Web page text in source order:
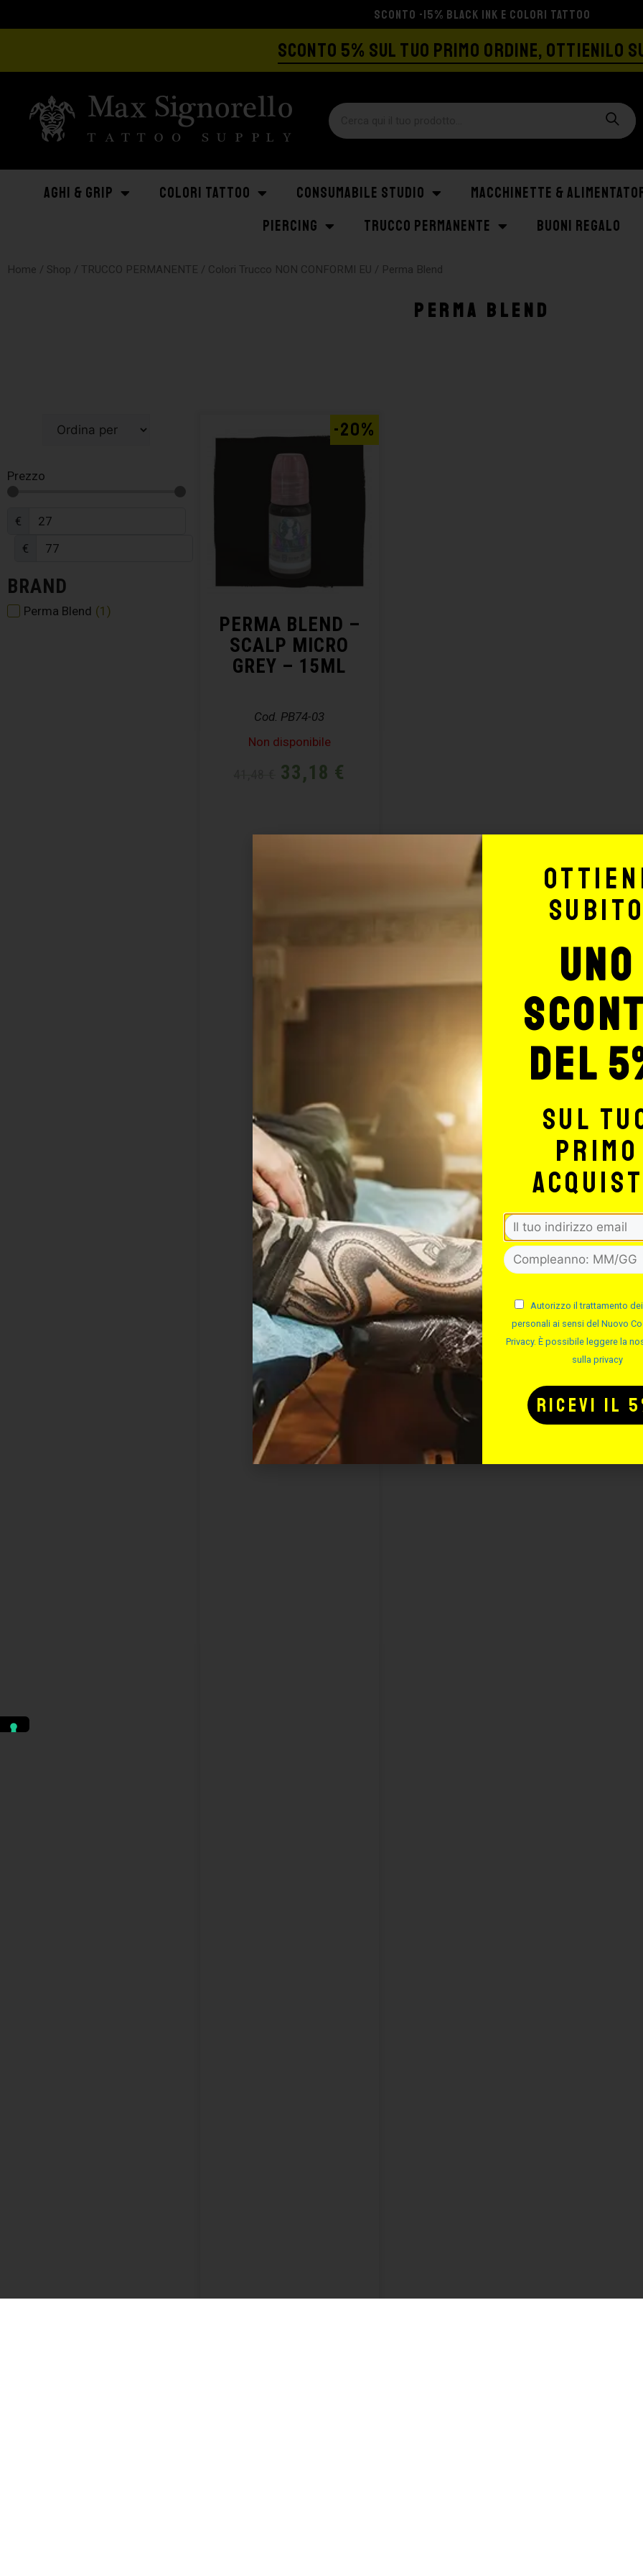
SPEDIZIONE GRATIS A PARTIRE DA €129
SCONTO 5% SUL TUO PRIMO ORDINE, OTTIENILO
AGHI & GRIP COLORI TATTOO CONSUMABILE STUDIO
MACCHINETTE &
PIERCING
TRUCCO PERMANENTE BUONI REGALO
Home / Shop / TRUCCO PERMANENTE / Colori Trucco NON CONFORMI EU / Perma Blend
Perma Blend
Prezzo
€
€
BRAND
Perma Blend (1 )
PERMA BLEND –
SCALP MICRO
GREY – 15ML
Cod. PB74-03
Non disponibile
33,18 €
-20%
uno
del
sul
primo
Autorizzo il trattamento
personali ai sensi del Nuovo
Privacy. È possibile leggere la
sulla privacy